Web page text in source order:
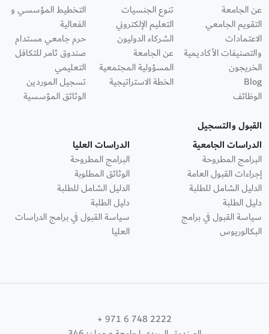
عن الجامعة
التقويم الجامعي
الاعتمادات
والتصنيفات الأكاديمية
الخريجون
Blog
الوظائف
تنوع الجنسيات
التعليم الإلكتروني
الشركاء الدوليون
عن الجامعة
المسؤولية المجتمعية
الخطة الاستراتيجية
التخطيط المؤسسي و
الفعالية
حرم جامعي مستدام
صندوق ثامر للتكافل
التعليمي
تسجيل الموردين
الوثائق المؤسسية
القبول والتسجيل
الدراسات الجامعية
البرامج المطروحة
إجراءات القبول العامة
الدليل الشامل للطلبة
دليل الطلبة
سياسة القبول في برامج
البكالوريوس
الدراسات العليا
البرامج المطروحة
الوثائق المطلوبة
الدليل الشامل للطلبة
دليل الطلبة
سياسة القبول في برامج الدراسات
العليا
+ 971 6 748 2222